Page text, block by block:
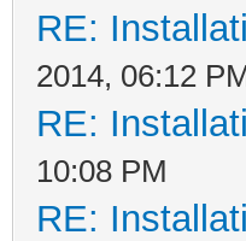
RE:
2014, 06:12
RE:
10:08 PM
RE: